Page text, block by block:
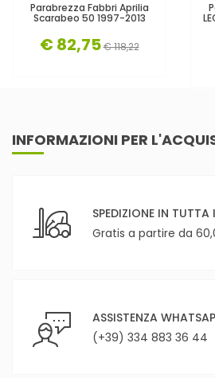
Parabrezza Fabbri Aprilia
Scarabeo 50 1997-2013
€ 82,75€ 118,22
INFORMAZIONI PER
SPEDIZIONE IN TUTTA
Gratis a partire da
ASSISTENZA
(+39) 334 883 36 44